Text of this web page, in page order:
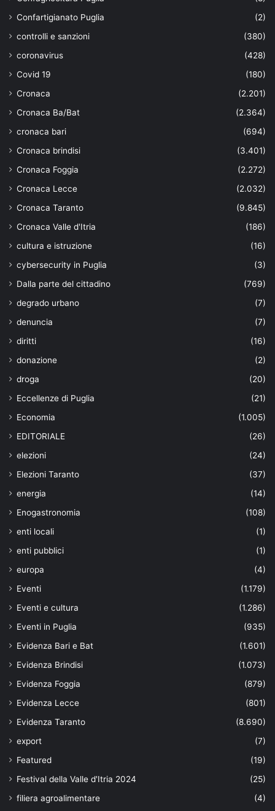
Confartigianato Puglia
(2)
controlli e sanzioni
(380)
coronavirus
(428)
Covid 19
(180)
Cronaca
(2.201)
Cronaca Ba/Bat
(2.364)
cronaca bari
(694)
Cronaca brindisi
(3.401)
Cronaca Foggia
(2.272)
Cronaca Lecce
(2.032)
Cronaca Taranto
(9.845)
Cronaca Valle d'Itria
(186)
cultura e istruzione
(16)
cybersecurity in Puglia
(3)
Dalla parte del cittadino
(769)
degrado urbano
(7)
denuncia
(7)
diritti
(16)
donazione
(2)
droga
(20)
Eccellenze di Puglia
(21)
Economia
(1.005)
EDITORIALE
(26)
elezioni
(24)
Elezioni Taranto
(37)
energia
(14)
Enogastronomia
(108)
enti locali
(1)
enti pubblici
(1)
europa
(4)
Eventi
(1.179)
Eventi e cultura
(1.286)
Eventi in Puglia
(935)
Evidenza Bari e Bat
(1.601)
Evidenza Brindisi
(1.073)
Evidenza Foggia
(879)
Evidenza Lecce
(801)
Evidenza Taranto
(8.690)
export
(7)
Featured
(19)
Festival della Valle d'Itria 2024
(25)
filiera agroalimentare
(4)